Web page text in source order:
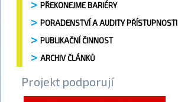
PŘEKONEJME BARIÉRY
PORADENSTVÍ A AUDITY PŘÍSTUPNOSTI
PUBLIKAČNÍ ČINNOST
ARCHIV ČLÁNKŮ
Projekt podporují